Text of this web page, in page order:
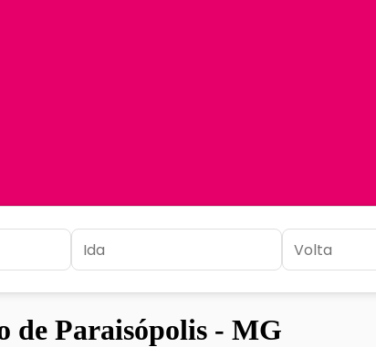
de Paraisópolis - MG